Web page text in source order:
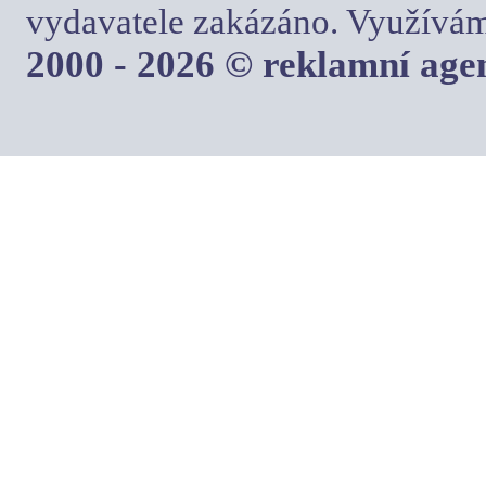
vydavatele zakázáno.
2000 - 2026 © reklamní